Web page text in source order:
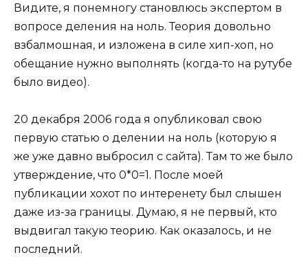
Видите, я понемногу становлюсь экспертом в
вопросе деления на ноль. Теория довольно
взбалмошная, и изложена в силе хип-хоп, но
обещание нужно выполнять (когда-то на рутубе
было видео).
20 декабря 2006 года я опубликовал свою
первую статью о делении на ноль (которую я
же уже давно выбросил с сайта). Там то же было
утверждение, что 0*0=1. После моей
публикации хохот по интеренету был слышен
даже из-за границы. Думаю, я не первый, кто
выдвигал такую теорию. Как оказалось, и не
последний.